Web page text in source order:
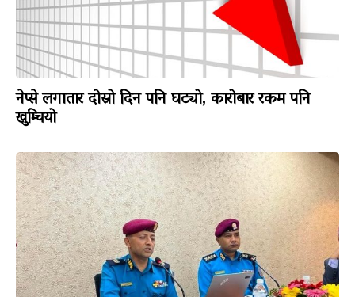
नेप्से लगातार दोस्रो दिन पनि घट्यो, कारोबार रकम पनि
खुम्चियो